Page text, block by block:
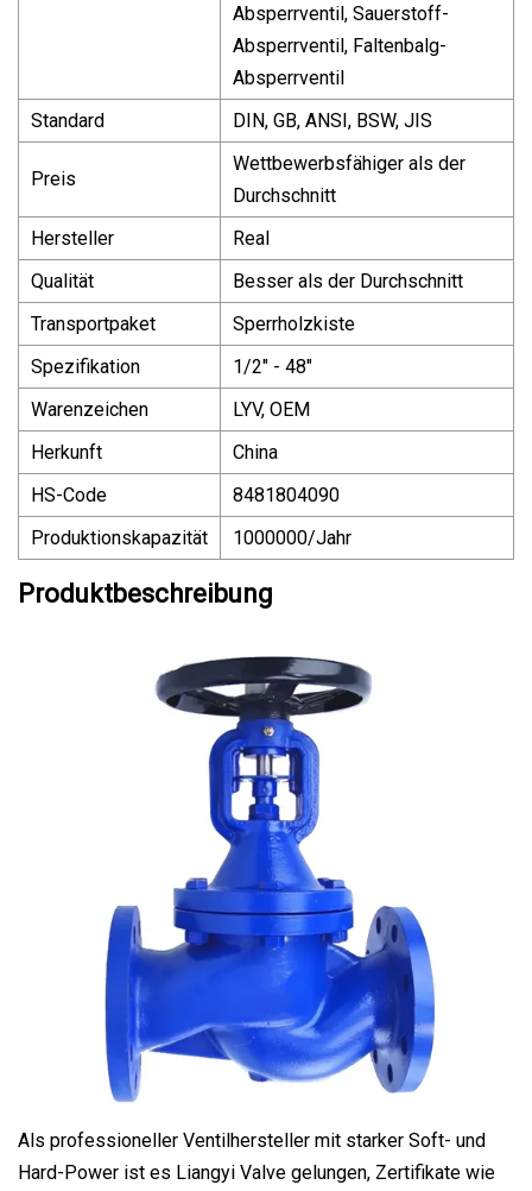
Absperrventil, Sauerstoff-
Absperrventil, Faltenbalg-
Absperrventil
Standard
DIN, GB, ANSI, BSW, JIS
Preis
Wettbewerbsfähiger als der
Durchschnitt
Hersteller
Real
Qualität
Besser als der Durchschnitt
Transportpaket
Sperrholzkiste
Spezifikation
1/2" - 48"
Warenzeichen
LYV, OEM
Herkunft
China
HS-Code
8481804090
Produktionskapazität
1000000/Jahr
Produktbeschreibung
Als professioneller Ventilhersteller mit starker Soft- und
Hard-Power ist es Liangyi Valve gelungen, Zertifikate wie